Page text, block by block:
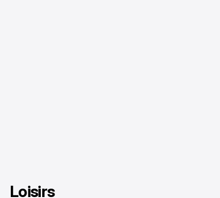
Loisirs